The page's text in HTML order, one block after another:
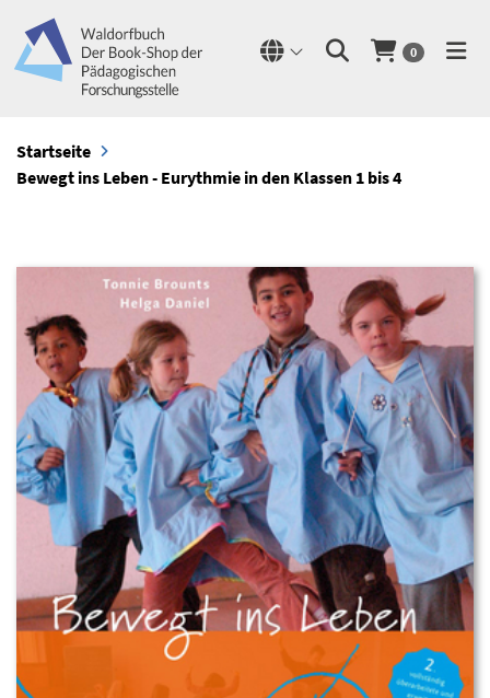
0
Startseite
Bewegt ins Leben - Eurythmie in den Klassen 1 bis 4